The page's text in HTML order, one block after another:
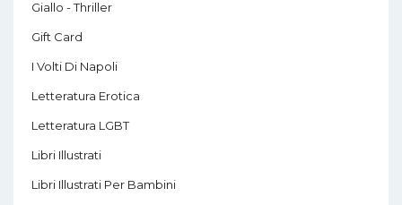
Giallo - Thriller
Gift Card
I Volti Di Napoli
Letteratura Erotica
Letteratura LGBT
Libri Illustrati
Libri Illustrati Per Bambini